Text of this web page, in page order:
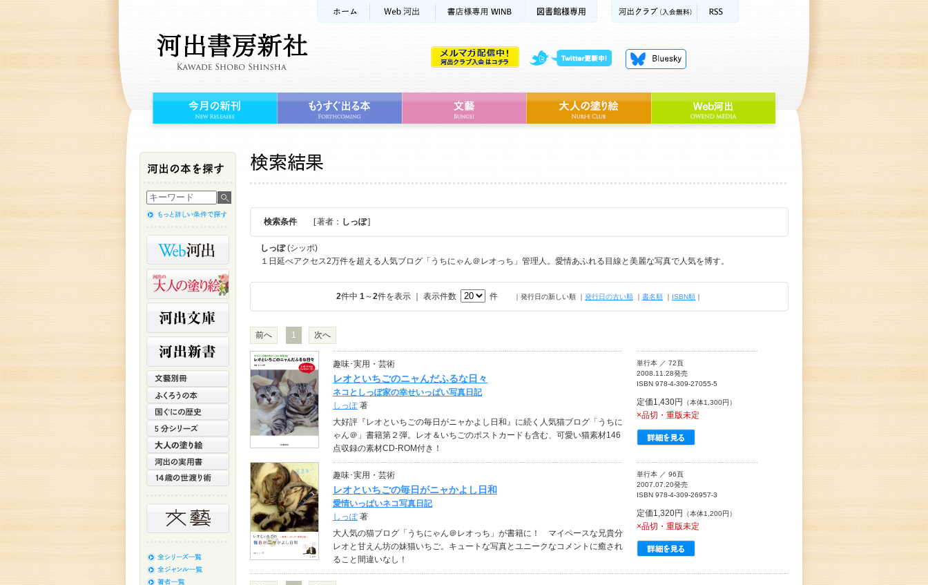
検索条件 [ 著者： しっぽ]
しっぽ(シッポ)
１日延べアクセス2万件を超える人気ブログ「うちにゃん＠レオっち」管理人。愛情あふれる目線と美麗な写真で人気を博す。
2件中 1～2件を表示 ｜ 表示件数 件 ｜発行日の新しい順 ｜ 発行日の古い順 ｜ 書名順 ｜ ISBN順 ｜
前へ 1 次へ
趣味･実用・芸術
レオといちごのニャんだふるな日々
ネコとしっぽ家の幸せいっぱい写真日記
しっぽ著
大好評『レオといちごの毎日がニャかよし日和』に続く人気猫ブログ「うちに
ゃん＠」書籍第２弾。レオ＆いちごのポストカードも含む、可愛い猫素材146
点収録の素材CD-ROM付き！
単行本 ／ 72頁
2008.11.28発売
ISBN 978-4-309-27055-5
定価1,430円 （本体1,300円）
×品切・重版未定
趣味･実用・芸術
レオといちごの毎日がニャかよし日和
愛情いっぱいネコ写真日記
しっぽ著
大人気の猫ブログ「うちにゃん＠レオっち」が書籍に！ マイペースな兄貴分
レオと甘えん坊の妹猫いちご。キュートな写真とユニークなコメントに癒され
ること間違いなし！
単行本 ／ 96頁
2007.07.20発売
ISBN 978-4-309-26957-3
定価1,320円 （本体1,200円）
×品切・重版未定